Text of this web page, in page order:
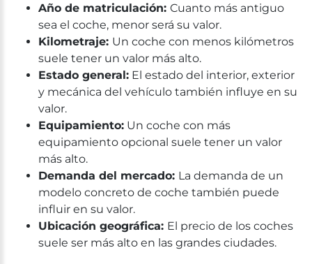
Año de matriculación: Cuanto más antiguo
sea el coche, menor será su valor.
Kilometraje: Un coche con menos kilómetros
suele tener un valor más alto.
Estado general: El estado del interior, exterior
y mecánica del vehículo también influye en su
valor.
Equipamiento: Un coche con más
equipamiento opcional suele tener un valor
más alto.
Demanda del mercado: La demanda de un
modelo concreto de coche también puede
influir en su valor.
Ubicación geográfica: El precio de los coches
suele ser más alto en las grandes ciudades.